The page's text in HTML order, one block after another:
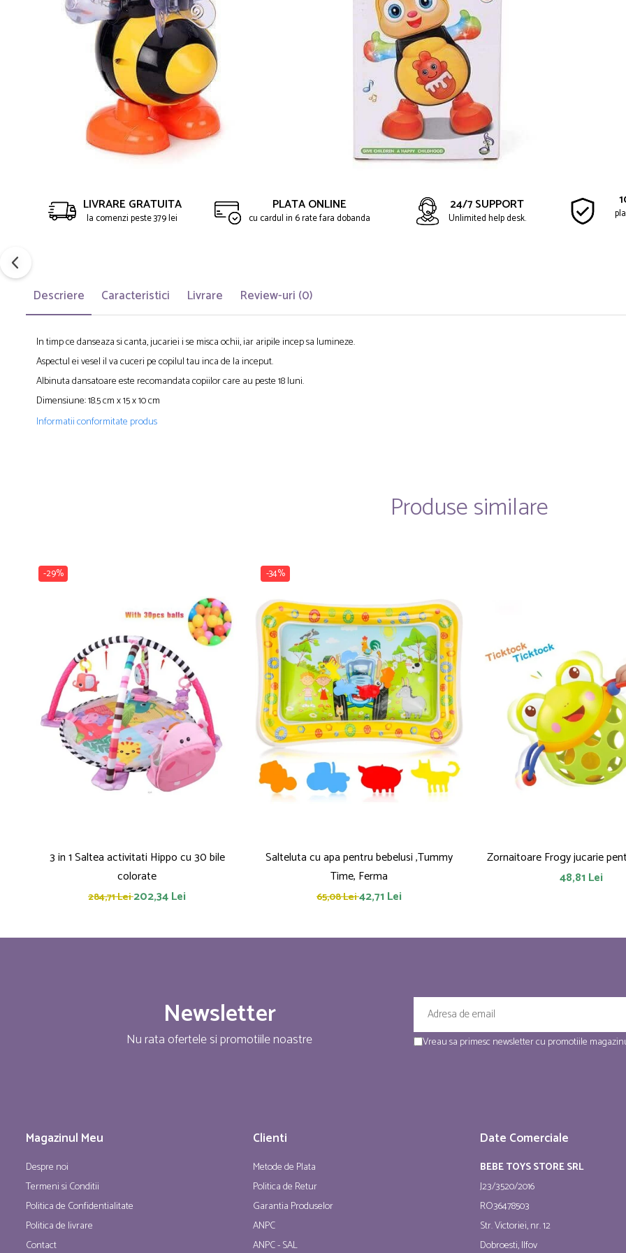
LIVRARE GRATUITA
la comenzi peste 379 lei
PLATA ONLINE
cu cardul in 6 rate fara dobanda
24/7 SUPPORT
Unlimited help desk.
Descriere Caracteristici Livrare Review-uri (0)
In timp ce danseaza si canta, jucariei i se misca ochii, iar aripile incep sa lumineze.
Aspectul ei vesel il va cuceri pe copilul tau inca de la inceput.
Albinuta dansatoare este recomandata copiilor care au peste 18 luni.
Dimensiune: 18.5 cm x 15 x 10 cm
Informatii conformitate produs
Produse similare
-29%
3 in 1 Saltea activitati Hippo cu 30 bile
colorate
284,71 Lei202,34 Lei
-34%
Salteluta cu apa pentru bebelusi ,Tummy
Time, Ferma
65,08 Lei42,71 Lei
48,81 Lei
Newsletter
Nu rata ofertele si promotiile noastre Vreau sa primesc newsletter cu promotiile
Magazinul Meu
Despre noi
Termeni si Conditii
Politica de Confidentialitate
Politica de livrare
Contact
Clienti
Metode de Plata
Politica de Retur
Garantia Produselor
ANPC
ANPC - SAL
Date Comerciale
BEBE TOYS STORE SRL
J23/3520/2016
RO36478503
Str. Victoriei, nr. 12
Dobroesti, Ilfov